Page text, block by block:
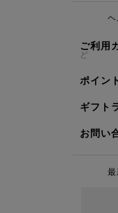
ご利用
ど
ポイン
ギフト
お問い